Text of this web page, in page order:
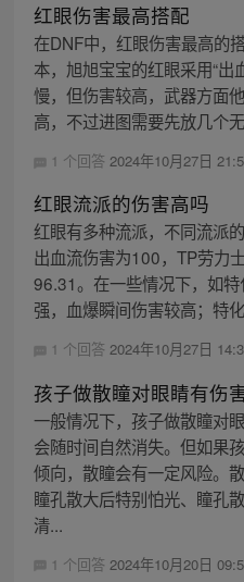
红眼伤害最高搭配
在DNF中，红眼伤害最高的
本，旭旭宝宝的红眼采用“出
慢，但伤害较高，武器方面
高，不过进图需要先放几个
1 个回答 2024年10月27日
红眼流派的伤害高吗
红眼有多种流派，不同流派
出血流伤害为100，TP劳力
96.31。在一些情况下，如
强，血爆瞬间伤害较高；特
1 个回答 2024年10月27日
孩子做散瞳对眼睛有伤
一般情况下，孩子做散瞳对
会随时间自然消失。但如果
倾向，散瞳会有一定风险。
瞳孔散大后特别怕光、瞳孔
清...
1 个回答 2024年10月20日